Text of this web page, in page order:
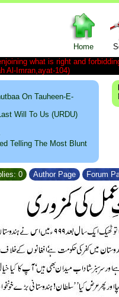
Home
what is right and
Al-Imran,ayat-104)
On Tauheen-E-
Will To Us (URDU)
Telling The Most Blunt
0 Author Page Forum